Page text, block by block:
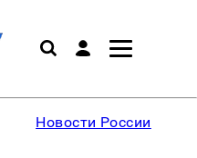
Новости России